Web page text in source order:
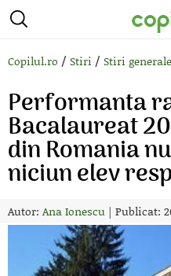
Copilul.ro / Stiri / Stiri generale
Performanta
Bacalaureat
din Romania
niciun elev
Autor: Ana Ionescu | Publicat: